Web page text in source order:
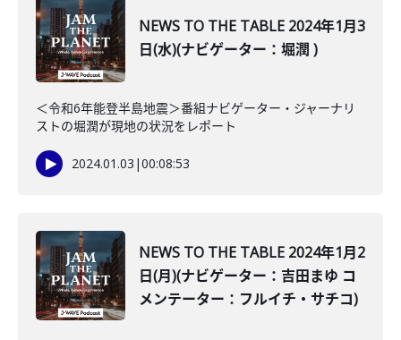
NEWS TO THE TABLE 2024年1月3
日(水)(ナビゲーター：堀潤 )
＜令和6年能登半島地震＞番組ナビゲーター・ジャーナリ
ストの堀潤が現地の状況をレポート
2024.01.03 |00:08:53
NEWS TO THE TABLE 2024年1月2
日(月)(ナビゲーター：吉田まゆ コ
メンテーター：フルイチ・サチコ)